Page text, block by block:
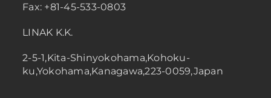
Fax: +81-45-533-0803
LINAK K.K.
2-5-1,Kita-Shinyokohama,Kohoku-
ku,Yokohama,Kanagawa,223-0059,Japan